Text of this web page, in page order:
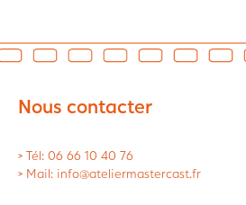
Nous contacter
> Tél: 06 66 10 40 76
> Mail: info@ateliermastercast.fr